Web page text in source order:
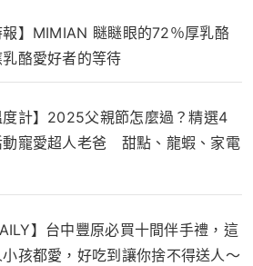
報】MIMIAN 瞇瞇眼的72％厚乳酪
酪愛好者的等待
度計】2025父親節怎麼過？精選4
動寵愛超人老爸 甜點、龍蝦、家電
】台中豐原必買十間伴手禮，這
孩都愛，好吃到讓你捨不得送人～